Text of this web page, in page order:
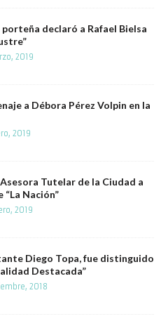
declaró a Rafael Bielsa
2019
a Débora Pérez Volpin en la
2019
Tutelar de la Ciudad a
Nación”
2019
Diego Topa, fue distinguido
Destacada”
2018